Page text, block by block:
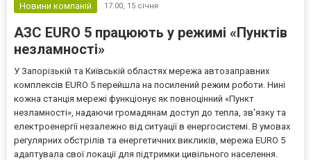
Новини компаній 17:00, 15 січня
АЗС EURO 5 працюють у режимі «Пунктів
незламності»
У Запорізькій та Київській областях мережа автозаправних
комплексів EURO 5 перейшла на посилений режим роботи. Нині
кожна станція мережі функціонує як повноцінний «Пункт
незламності», надаючи громадянам доступ до тепла, зв'язку та
електроенергії незалежно від ситуації в енергосистемі. В умовах
регулярних обстрілів та енергетичних викликів, мережа EURO 5
адаптувала свої локації для підтримки цивільного населення.